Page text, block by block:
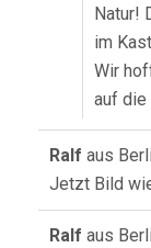
Natur!
im
Wir
auf die
Ralf aus
Jetzt Bild
Ralf aus